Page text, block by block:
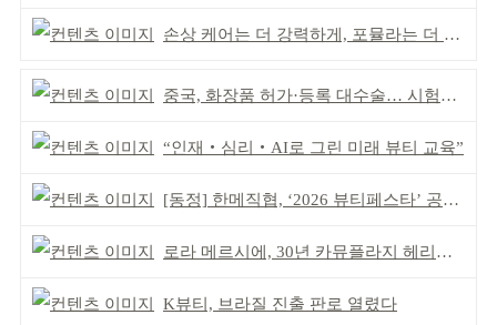
손상 케어는 더 강력하게, 포뮬라는 더 산뜻하게!
중국, 화장품 허가·등록 대수술… 시험자료 공용 허용
“인재‧심리‧AI로 그린 미래 뷰티 교육”
[동정] 한메직협, ‘2026 뷰티페스타’ 공동 주최
로라 메르시에, 30년 카뮤플라지 헤리티지 담아
K뷰티, 브라질 진출 판로 열렸다